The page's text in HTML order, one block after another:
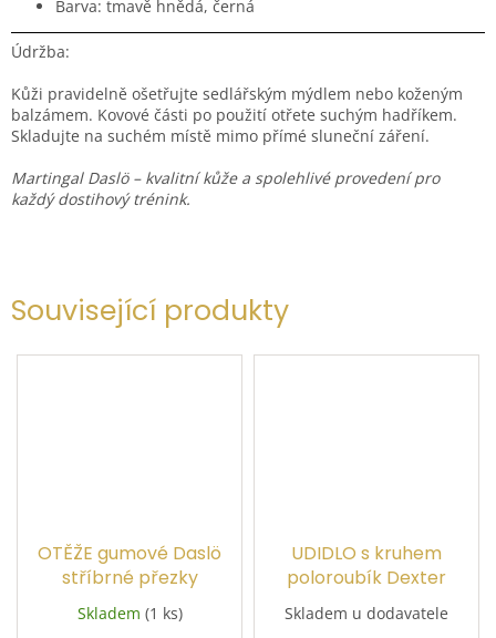
Související produkty
OTĚŽE gumové Daslö
stříbrné přezky
Skladem (1 ks)
UDIDLO s kruhem
poloroubík Dexter
Skladem u dodavatele
Barva: tmavě hnědá, černá
Údržba:
Kůži pravidelně ošetřujte sedlářským mýdlem nebo koženým
balzámem. Kovové části po použití otřete suchým hadříkem.
Skladujte na suchém místě mimo přímé sluneční záření.
Martingal Daslö – kvalitní kůže a spolehlivé provedení pro
každý dostihový trénink.